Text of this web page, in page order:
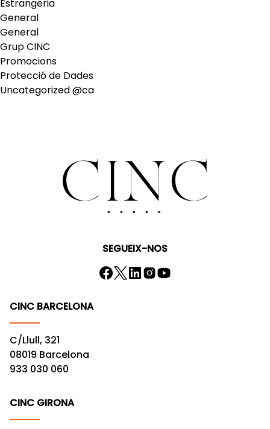
Estrangeria
General
General
Grup CINC
Promocions
Protecció de Dades
Uncategorized @ca
SEGUEIX-NOS
CINC BARCELONA
C/Llull, 321
08019 Barcelona
933 030 060
CINC GIRONA